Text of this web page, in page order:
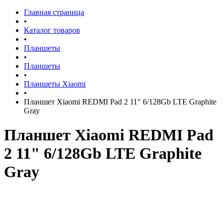
Главная страница
•
Каталог товаров
•
Планшеты
•
Планшеты
•
Планшеты Xiaomi
•
Планшет Xiaomi REDMI Pad 2 11" 6/128Gb LTE Graphite
Gray
Планшет Xiaomi REDMI Pad
2 11" 6/128Gb LTE Graphite
Gray